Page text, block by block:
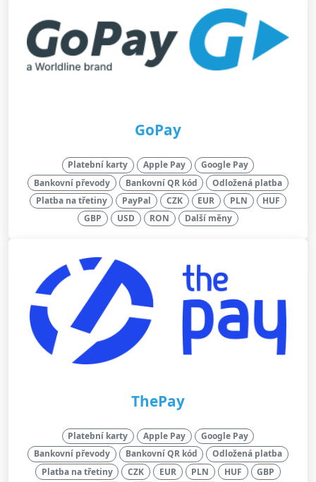
GoPay
Platební karty Apple Pay
Google Pay
Bankovní převody
Bankovní QR kód
Odložená platba
Platba na třetiny
PayPal CZK EUR PLN
HUF
GBP
USD RON Další měny
ThePay
Platební karty Apple Pay
Google Pay
Bankovní převody
Bankovní QR kód
Odložená platba
Platba na třetiny
CZK EUR PLN HUF
GBP